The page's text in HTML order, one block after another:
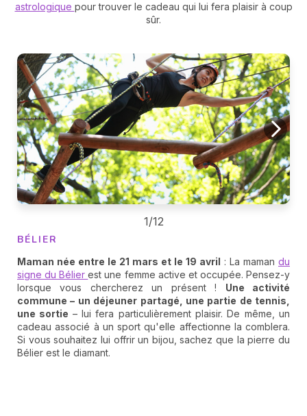
astrologique pour trouver le cadeau qui lui fera plaisir à coup
sûr.
BÉLIER
Maman née entre le 21 mars et le 19 avril : La maman du
signe du Bélierest une femme active et occupée. Pensez-y
lorsque vous chercherez un présent ! Une activité
commune – un déjeuner partagé, une partie de tennis,
une sortie – lui fera particulièrement plaisir. De même, un
cadeau associé à un sport qu'elle affectionne la comblera.
Si vous souhaitez lui offrir un bijou, sachez que la pierre du
Bélier est le diamant.
1/12